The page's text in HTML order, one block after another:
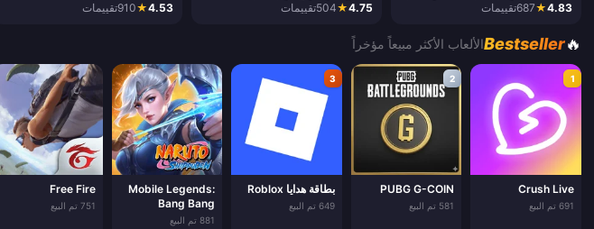
4.83
★
687تقييمات 4.75
★
504تقييمات 4.53
★
910تقييمات
🔥
Bestsellerالألعاب الأكثر مبيعاً مؤخراً
1
Crush Live
691 تم البيع
2
PUBG G-COIN
581 تم البيع
3
بطاقة هدايا Roblox
649 تم البيع
Mobile Legends:
Bang Bang
881 تم البيع
Free Fire
751 تم البيع